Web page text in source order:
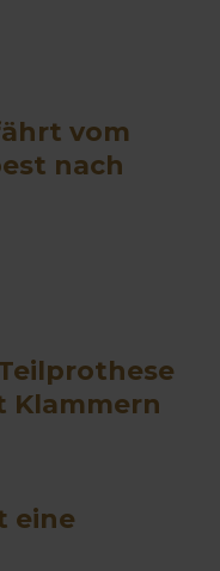
vom
nach
Klammern
eine